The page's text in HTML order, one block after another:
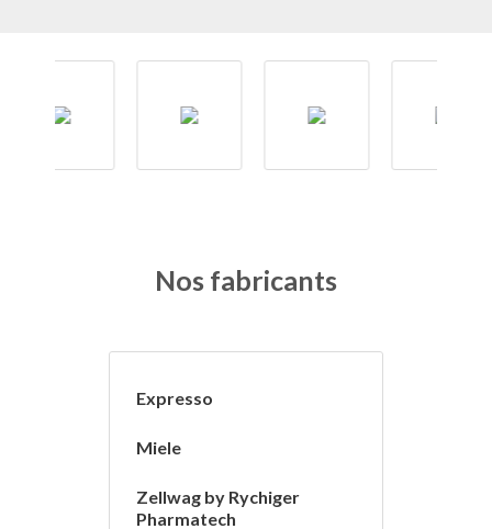
Nos fabricants
Expresso
Miele
Zellwag by Rychiger
Pharmatech